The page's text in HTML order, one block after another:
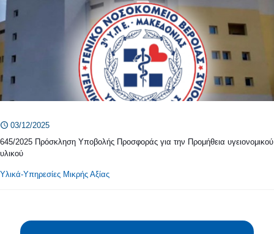
03/12/2025
645/2025 Πρόσκληση Υποβολής Προσφοράς για την Προμήθεια υγειονομικού
υλικού
Υλικά-Υπηρεσίες Μικρής Αξίας